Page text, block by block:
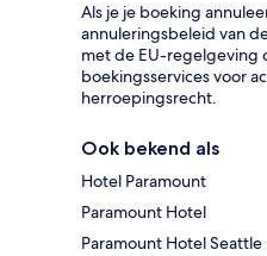
Als je je boeking
annuleringsbeleid van
met de EU-regelgeving
boekingsservices voor
herroepingsrecht.
Ook bekend als
Hotel Paramount
Paramount Hotel
Paramount Hotel Seattle